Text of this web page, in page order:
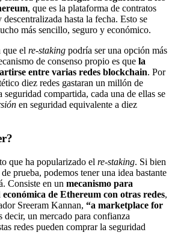
, que es la plataforma de contratos
hasta la fecha. Esto se
más sencillo, seguro y económico.
el re-staking podría ser una opción más
de consenso propio es que la
entre varias redes blockchain. Por
diez redes gastaran un millón de
seguridad compartida, cada una de ellas se
en seguridad equivalente a diez
que ha popularizado el re-staking. Si bien
prueba, podemos tener una idea bastante
Consiste en un mecanismo para
de Ethereum con otras redes,
Sreeram Kannan, “a marketplace for
decir, un mercado para confianza
redes pueden comprar la seguridad